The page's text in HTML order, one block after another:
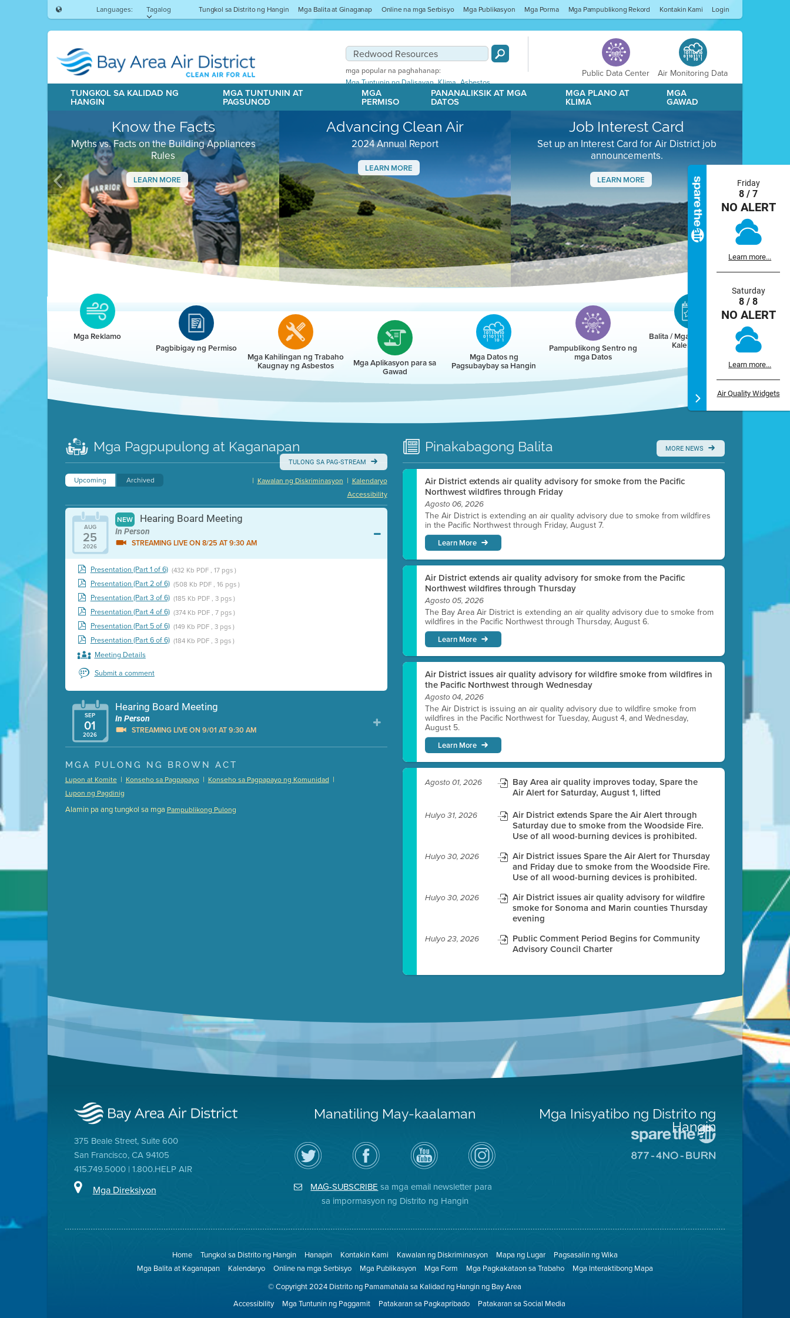
Languages: Tagalog Tungkol sa Distrito ng Hangin Mga Balita at Ginaganap Online na mga Serbisyo Mga Publikasyon Mga Porma Mga Pampublikong Rekord Kontakin Kami Login
mga popular na paghahanap:
Mga Tuntunin ng Dalisayan,Klima,Asbestos
Public Data Center Air Monitoring Data
TUNGKOL SA KALIDAD NG
HANGIN
MGA TUNTUNIN AT
PAGSUNOD
MGA
PERMISO
PANANALIKSIK AT MGA
DATOS
MGA PLANO AT
KLIMA
MGA
GAWAD
Know the Facts
Myths vs. Facts on the Building Appliances
Rules
LEARN MORE
Advancing Clean Air
2024 Annual Report
LEARN MORE
Job Interest Card
Set up an Interest Card for Air District job
announcements.
LEARN MORE
Clean HEET
Clean HEET helps homeowners remove and/or
replace wood-burning devices with electric
heat pumps.
LEARN MORE
Previous Next
Friday
8 / 7
NO ALERT
Learn more...
Saturday
8 / 8
NO ALERT
Learn more...
Air Quality Widgets
Mga Reklamo
Pagbibigay ng Permiso
Mga Kahilingan ng Trabaho
Kaugnay ng Asbestos Mga Aplikasyon para sa
Gawad
Mga Datos ng
Pagsubaybay sa Hangin
Pampublikong Sentro ng
mga Datos
Balita / Mga Kaganapan /
Kalendaryo
Mga Pagpupulong at Kaganapan
TULONG SA PAG-STREAM
Upcoming Archived Kalendaryo
|
Kawalan ng Diskriminasyon
|
Accessibility
AUG
25
2026
NEW Hearing Board Meeting
In Person
STREAMING LIVE ON 8/25 AT 9:30 AM
Presentation (Part 1 of 6) (432 Kb PDF , 17 pgs )
Presentation (Part 2 of 6) (508 Kb PDF , 16 pgs )
Presentation (Part 3 of 6) (185 Kb PDF , 3 pgs )
Presentation (Part 4 of 6) (374 Kb PDF , 7 pgs )
Presentation (Part 5 of 6) (149 Kb PDF , 3 pgs )
Presentation (Part 6 of 6) (184 Kb PDF , 3 pgs )
Meeting Details
Submit a comment
SEP
01
2026
Hearing Board Meeting
In Person
STREAMING LIVE ON 9/01 AT 9:30 AM
Presentation (Part 1 of 3) (5 Mb PDF , 87 pgs )
Presentation (Part 2 of 3) (121 Kb PDF , 2 pgs )
Presentation (Part 3 of 3)
Meeting Details
MGA PULONG NG BROWN ACT
Lupon at Komite | Konseho sa Pagpapayo | Konseho sa Pagpapayo ng Komunidad |
Lupon ng Pagdinig
Alamin pa ang tungkol sa mga Pampublikong Pulong
Pinakabagong Balita MORE NEWS
Air District extends air quality advisory for smoke from the Pacific
Northwest wildfires through Friday
Agosto 06, 2026
The Air District is extending an air quality advisory due to smoke from wildfires
in the Pacific Northwest through Friday, August 7.
Learn More
Air District extends air quality advisory for smoke from the Pacific
Northwest wildfires through Thursday
Agosto 05, 2026
The Bay Area Air District is extending an air quality advisory due to smoke from
wildfires in the Pacific Northwest through Thursday, August 6.
Learn More
Air District issues air quality advisory for wildfire smoke from wildfires in
the Pacific Northwest through Wednesday
Agosto 04, 2026
The Air District is issuing an air quality advisory due to wildfire smoke from
wildfires in the Pacific Northwest for Tuesday, August 4, and Wednesday,
August 5.
Learn More
Agosto 01, 2026
Bay Area air quality improves today, Spare the
Air Alert for Saturday, August 1, lifted
Hulyo 31, 2026
Air District extends Spare the Air Alert through
Saturday due to smoke from the Woodside Fire.
Use of all wood-burning devices is prohibited.
Hulyo 30, 2026
Air District issues Spare the Air Alert for Thursday
and Friday due to smoke from the Woodside Fire.
Use of all wood-burning devices is prohibited.
Hulyo 30, 2026
Air District issues air quality advisory for wildfire
smoke for Sonoma and Marin counties Thursday
evening
Hulyo 23, 2026
Public Comment Period Begins for Community
Advisory Council Charter
375 Beale Street, Suite 600
San Francisco, CA 94105
415.749.5000 | 1.800.HELP AIR
Mga Direksiyon
Manatiling May-kaalaman
I-
follow
ang
Air
sa
Bisitahin
ang
Page
sa
ng
Channel
sa
YouTube
ng
District
Air
District
on
Instagram
MAG-SUBSCRIBEsa mga email newsletter para
sa impormasyon ng Distrito ng Hangin
Mga Inisyatibo ng Distrito ng
Hangin
sa
Pagsunog
Home Tungkol sa Distrito ng Hangin Hanapin Kontakin Kami Kawalan ng Diskriminasyon Mapa ng Lugar
Pagsasalin ng Wika
Mga Balita at Kaganapan
Kalendaryo Online na mga Serbisyo Mga Publikasyon Mga Form Mga Pagkakataon sa Trabaho
Mga Interaktibong Mapa
© Copyright 2024 Distrito ng Pamamahala sa Kalidad ng Hangin ng Bay Area
Accessibility
Mga Tuntunin ng Paggamit Patakaran sa Pagkapribado Patakaran sa Social Media